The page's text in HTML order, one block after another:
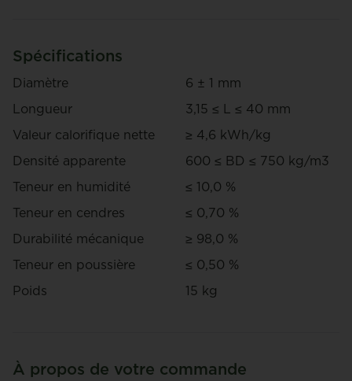
Spécifications
Diamètre
6 ± 1 mm
Longueur
3,15 ≤ L ≤ 40 mm
Valeur calorifique nette
≥ 4,6 kWh/kg
Densité apparente
600 ≤ BD ≤ 750 kg/m3
Teneur en humidité
≤ 10,0 %
Teneur en cendres
≤ 0,70 %
Durabilité mécanique
≥ 98,0 %
Teneur en poussière
≤ 0,50 %
Poids
15 kg
À propos de votre commande